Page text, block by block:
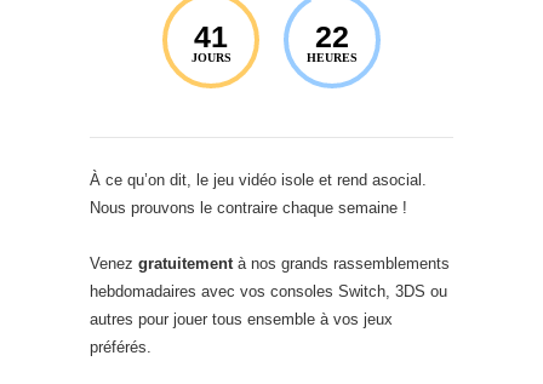
41
JOURS
22
HEURES
À ce qu’on dit, le jeu vidéo isole et rend asocial.
Nous prouvons le contraire chaque semaine !
Venez gratuitementà nos grands rassemblements
hebdomadaires avec vos consoles Switch, 3DS ou
autres pour jouer tous ensemble à vos jeux
préférés.